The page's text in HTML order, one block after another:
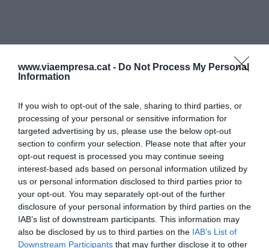
www.viaempresa.cat - Do Not Process My Personal
Information
If you wish to opt-out of the sale, sharing to third parties, or
processing of your personal or sensitive information for
targeted advertising by us, please use the below opt-out
section to confirm your selection. Please note that after your
opt-out request is processed you may continue seeing
interest-based ads based on personal information utilized by
us or personal information disclosed to third parties prior to
your opt-out. You may separately opt-out of the further
disclosure of your personal information by third parties on the
IAB’s list of downstream participants. This information may
also be disclosed by us to third parties on the IAB’s List of
Downstream Participants that may further disclose it to other